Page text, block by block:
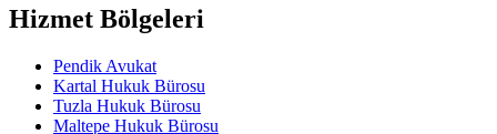
Hizmet Bölgeleri
Pendik Avukat
Kartal Hukuk Bürosu
Tuzla Hukuk Bürosu
Maltepe Hukuk Bürosu